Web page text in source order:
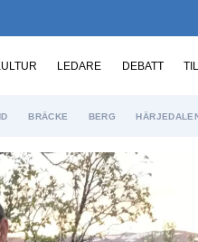
LEDARE DEBATT
BRÄCKE BERG